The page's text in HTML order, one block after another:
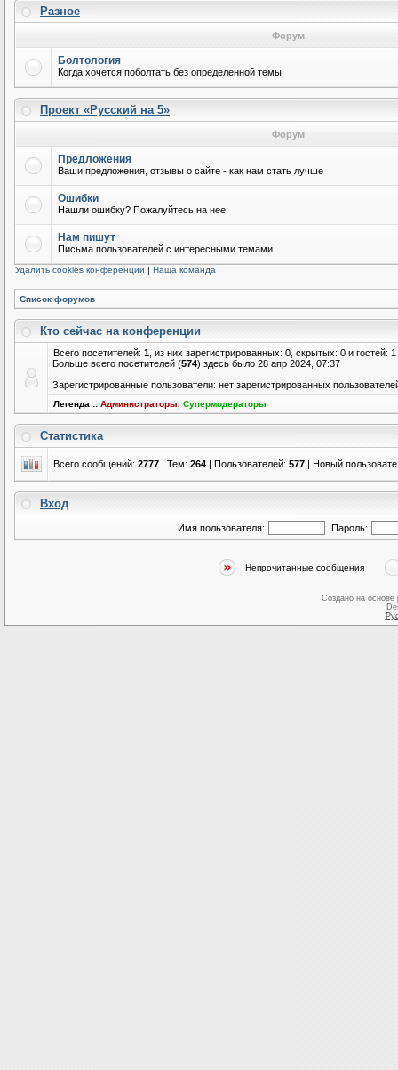
Разное
Форум
Болтология
Когда хочется поболтать без определенной темы.
Проект «Русский на 5»
Форум
Предложения
Ваши предложения, отзывы о сайте - как нам стать лучше
Ошибки
Нашли ошибку? Пожалуйтесь на нее.
Нам пишут
Письма пользователей с интересными темами
Удалить cookies конференции | Наша команда
Список форумов
Кто сейчас на конференции
Всего посетителей: 1 , из них зарегистрированных: 0, скрытых: 0 и
Больше всего посетителей (574) здесь было 28 апр 2024, 07:37
Зарегистрированные пользователи: нет зарегистрированных
Легенда :: Администраторы Супермодераторы
Статистика
Всего сообщений: 2777 | Тем: 264 | Пользователей: 577 | Новый
Вход
Имя пользователя: Пароль:
Непрочитанные сообщения
Создано на основе